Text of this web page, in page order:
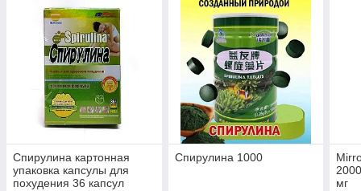
Спирулина картонная
упаковка капсулы для
похудения 36 капсул
Спирулина 1000
мг